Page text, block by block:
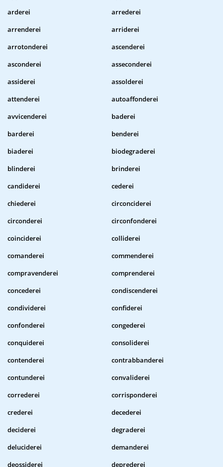
arderei
arrederei
arrenderei
arriderei
arrotonderei
ascenderei
asconderei
asseconderei
assiderei
assolderei
attenderei
autoaffonderei
avvicenderei
baderei
barderei
benderei
biaderei
biodegraderei
blinderei
brinderei
candiderei
cederei
chiederei
circonciderei
circonderei
circonfonderei
coinciderei
colliderei
comanderei
commenderei
compravenderei
comprenderei
concederei
condiscenderei
condividerei
confiderei
confonderei
congederei
conquiderei
consoliderei
contenderei
contrabbanderei
contunderei
convaliderei
correderei
corrisponderei
crederei
decederei
deciderei
degraderei
deluciderei
demanderei
deossiderei
deprederei